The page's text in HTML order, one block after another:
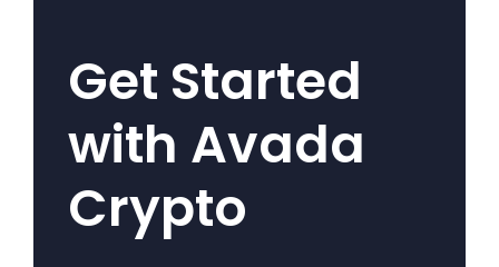
Get Started
with Avada
Crypto